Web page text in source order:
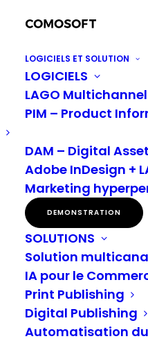
LOGICIELS ET SOLUTION
LOGICIELS
LAGO
PIM – Product
DAM – Digital
Adobe InDesign +
Marketing
DEMONSTRATION
SOLUTIONS
Solution
IA pour le
Print Publishing
Digital Publishing
Automatisation
Example de cas:
version de son
Accueil
logiciel
de son
multicanal